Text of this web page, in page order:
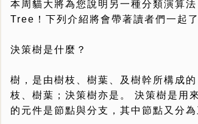
本周貓大將為您說明另一種分類演算
Tree！下列介紹將會帶著讀者們一起
決策樹是什麼？
樹，是由樹枝、樹葉、及樹幹所構成
枝、樹葉；決策樹亦是。 決策樹是用
的元件是節點與分支，其中節點又分為